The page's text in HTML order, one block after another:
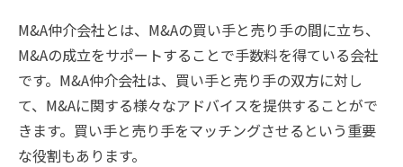
M&A仲介会社とは、M&Aの買い手と売り手の間に立ち、
M&Aの成立をサポートすることで手数料を得ている会社
です。M&A仲介会社は、買い手と売り手の双方に対し
て、M&Aに関する様々なアドバイスを提供することがで
きます。買い手と売り手をマッチングさせるという重要
な役割もあります。